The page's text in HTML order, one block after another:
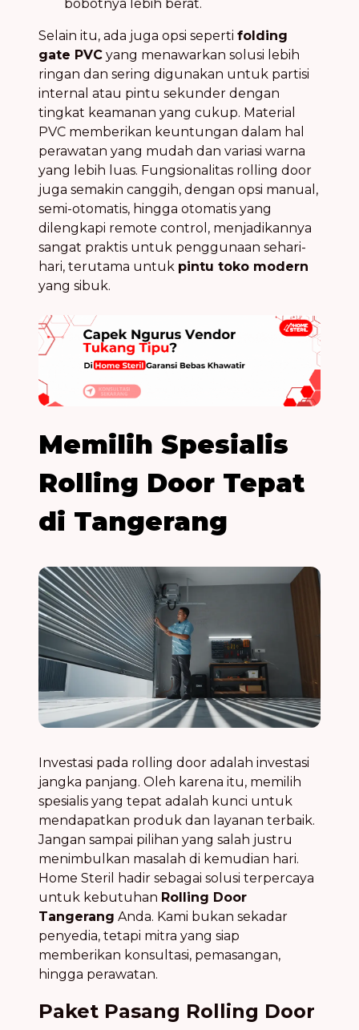
bobotnya lebih berat.
Selain itu, ada juga opsi seperti folding
gate PVC yang menawarkan solusi lebih
ringan dan sering digunakan untuk partisi
internal atau pintu sekunder dengan
tingkat keamanan yang cukup. Material
PVC memberikan keuntungan dalam hal
perawatan yang mudah dan variasi warna
yang lebih luas. Fungsionalitas rolling door
juga semakin canggih, dengan opsi manual,
semi-otomatis, hingga otomatis yang
dilengkapi remote control, menjadikannya
sangat praktis untuk penggunaan sehari-
hari, terutama untuk pintu toko modern
yang sibuk.
Memilih Spesialis
Rolling Door Tepat
di Tangerang
Investasi pada rolling door adalah investasi
jangka panjang. Oleh karena itu, memilih
spesialis yang tepat adalah kunci untuk
mendapatkan produk dan layanan terbaik.
Jangan sampai pilihan yang salah justru
menimbulkan masalah di kemudian hari.
Home Steril hadir sebagai solusi terpercaya
untuk kebutuhan Rolling Door
Tangerang Anda. Kami bukan sekadar
penyedia, tetapi mitra yang siap
memberikan konsultasi, pemasangan,
hingga perawatan.
Paket Pasang Rolling Door